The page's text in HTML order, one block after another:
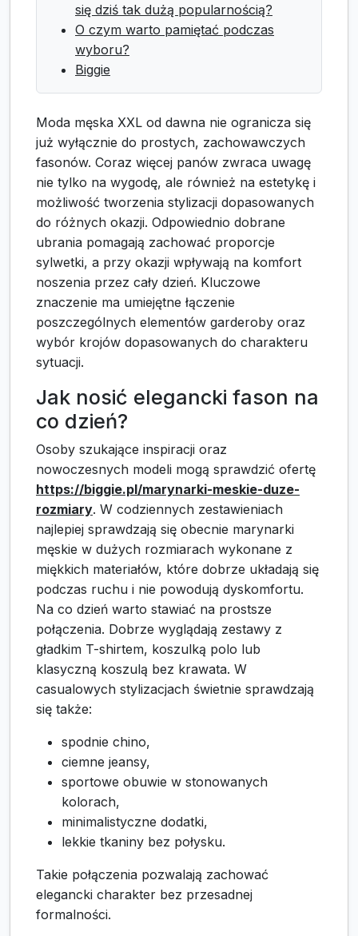
się dziś tak dużą popularnością?
O czym warto pamiętać podczas
wyboru?
Biggie
Moda męska XXL od dawna nie ogranicza się
już wyłącznie do prostych, zachowawczych
fasonów. Coraz więcej panów zwraca uwagę
nie tylko na wygodę, ale również na estetykę i
możliwość tworzenia stylizacji dopasowanych
do różnych okazji. Odpowiednio dobrane
ubrania pomagają zachować proporcje
sylwetki, a przy okazji wpływają na komfort
noszenia przez cały dzień. Kluczowe
znaczenie ma umiejętne łączenie
poszczególnych elementów garderoby oraz
wybór krojów dopasowanych do charakteru
sytuacji.
Jak nosić elegancki fason na
co dzień?
Osoby szukające inspiracji oraz
nowoczesnych modeli mogą sprawdzić ofertę
https://biggie.pl/marynarki-meskie-duze-
rozmiary. W codziennych zestawieniach
najlepiej sprawdzają się obecnie marynarki
męskie w dużych rozmiarach wykonane z
miękkich materiałów, które dobrze układają się
podczas ruchu i nie powodują dyskomfortu.
Na co dzień warto stawiać na prostsze
połączenia. Dobrze wyglądają zestawy z
gładkim T-shirtem, koszulką polo lub
klasyczną koszulą bez krawata. W
casualowych stylizacjach świetnie sprawdzają
się także:
spodnie chino,
ciemne jeansy,
sportowe obuwie w stonowanych
kolorach,
minimalistyczne dodatki,
lekkie tkaniny bez połysku.
Takie połączenia pozwalają zachować
elegancki charakter bez przesadnej
formalności.